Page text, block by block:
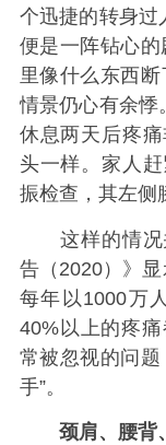
个迅捷的转身过
便是一阵钻心的
里像什么东西
情景仍心有余悸
休息两天后疼
头一样。家人
振检查，其左侧
这样的情况
告（2020）》
每年以1000万
40%以上的疼
常被忽视的问
手”。
颈肩、腰背